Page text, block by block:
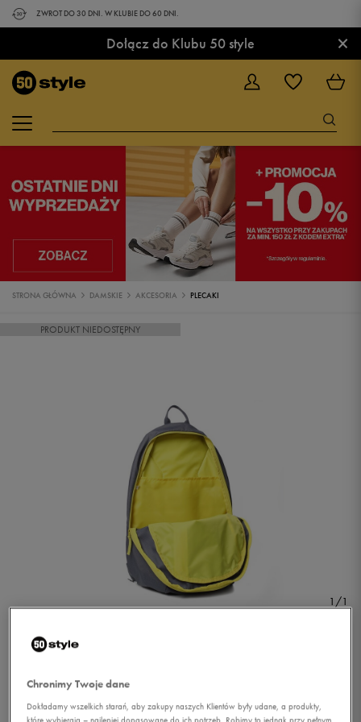
ZWROT DO 30 DNI. W KLUBIE DO 60 DNI.
Dołącz do Klubu 50 style ×
STRONA GŁÓWNA DAMSKIE AKCESORIA PLECAKI
PRODUKT NIEDOSTĘPNY
1/1
REEBOK PLECAK SE
Chronimy Twoje dane
Dokładamy wszelkich starań, aby zakupy naszych Klientów były udane, a produkty,
które wybierają – najlepiej dopasowane do ich potrzeb. Robimy to jednak przy pełnym